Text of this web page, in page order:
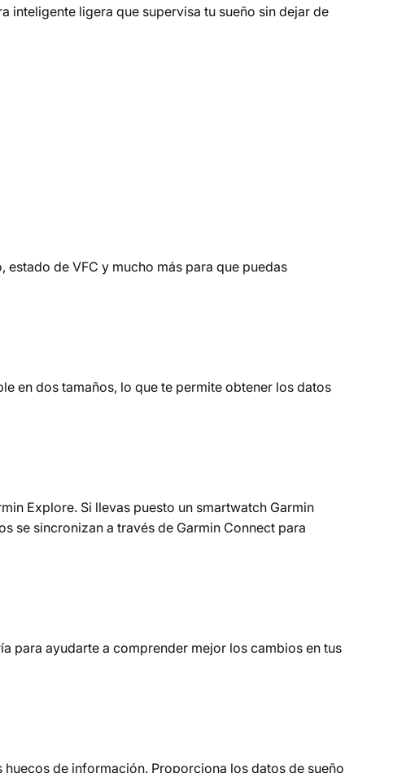
inteligente ligera que supervisa tu sueño sin dejar de
de VFC y mucho más para que puedas
en dos tamaños, lo que te permite obtener los datos
Explore. Si llevas puesto un smartwatch Garmin
se sincronizan a través de Garmin Connect para
para ayudarte a comprender mejor los cambios en tus
de información. Proporciona los datos de sueño